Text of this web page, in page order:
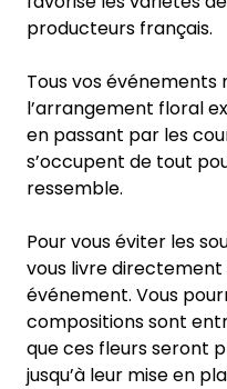
producteurs français.
Tous vos
l’arrangement floral
en passant par les
s’occupent de tout
ressemble.
Pour vous éviter les
vous livre directement
événement. Vous
compositions sont
que ces fleurs seront
jusqu’à leur mise en